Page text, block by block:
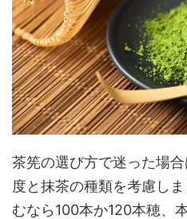
茶筅の選び方で迷った場
度と抹茶の種類を考慮し
むなら100本か120本穂、